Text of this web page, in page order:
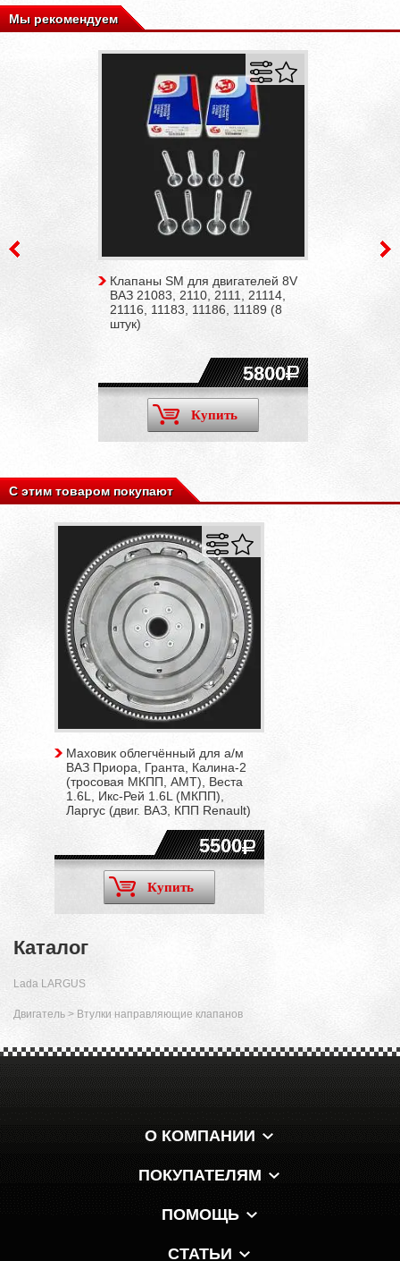
Мы рекомендуем
Клапаны SM для двигателей 8V
ВАЗ 21083, 2110, 2111, 21114,
21116, 11183, 11186, 11189 (8
штук)
5800
Купить
С этим товаром покупают
Маховик облегчённый для а/м
ВАЗ Приора, Гранта, Калина-2
(тросовая МКПП, АМТ), Веста
1.6L, Икс-Рей 1.6L (МКПП),
Ларгус (двиг. ВАЗ, КПП Renault)
5500
Купить
Каталог
Lada LARGUS
Двигатель > Втулки направляющие клапанов
О КОМПАНИИ
ПОКУПАТЕЛЯМ
ПОМОЩЬ
СТАТЬИ